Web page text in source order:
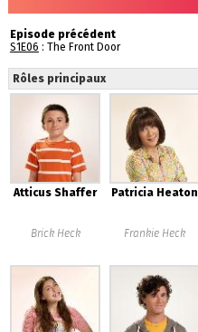
Episode précédent
S1E06 : The Front Door
Rôles principaux
Atticus Shaffer
Brick Heck
Patricia Heaton
Frankie Heck